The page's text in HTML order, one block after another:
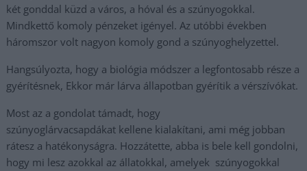
két gonddal küzd a város, a hóval és a szúnyogokkal.
Mindkettő komoly pénzeket igényel. Az utóbbi években
háromszor volt nagyon komoly gond a szúnyoghelyzettel.
Hangsúlyozta, hogy a biológia módszer a legfontosabb része a
gyérítésnek, Ekkor már lárva állapotban gyérítik a vérszívókat.
Most az a gondolat támadt, hogy
szúnyoglárvacsapdákat kellene kialakítani, ami még jobban
rátesz a hatékonyságra. Hozzátette, abba is bele kell gondolni,
hogy mi lesz azokkal az állatokkal, amelyek szúnyogokkal